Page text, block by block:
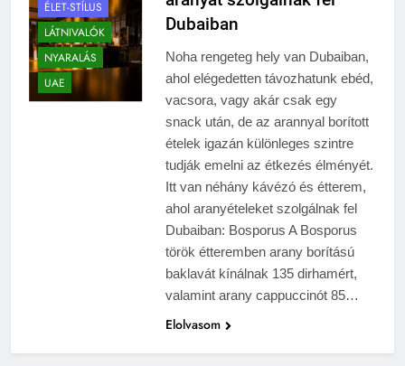
ÉLET-STÍLUS
LÁTNIVALÓK
NYARALÁS
UAE
Dubaiban
Noha rengeteg hely van Dubaiban,
ahol elégedetten távozhatunk ebéd,
vacsora, vagy akár csak egy
snack után, de az arannyal borított
ételek igazán különleges szintre
tudják emelni az étkezés élményét.
Itt van néhány kávézó és étterem,
ahol aranyételeket szolgálnak fel
Dubaiban: Bosporus A Bosporus
török étteremben arany borítású
baklavát kínálnak 135 dirhamért,
valamint arany cappuccinót 85…
Elolvasom